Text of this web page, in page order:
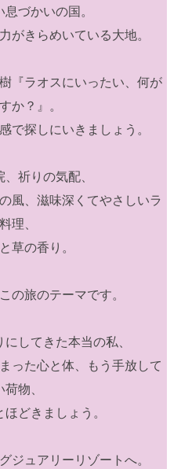
づかいの国。
がきらめいている大地。
『ラオスにいったい、何が
か？』。
で探しにいきましょう。
祈りの気配、
風、滋味深くてやさしいラ
理、
草の香り。
の旅のテーマです。
してきた本当の私、
った心と体、もう手放して
荷物、
どきましょう。
ジュアリーリゾートへ。